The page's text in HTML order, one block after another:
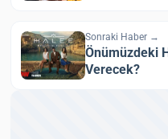
Sonraki Haber →
Önümüzdeki
Verecek?